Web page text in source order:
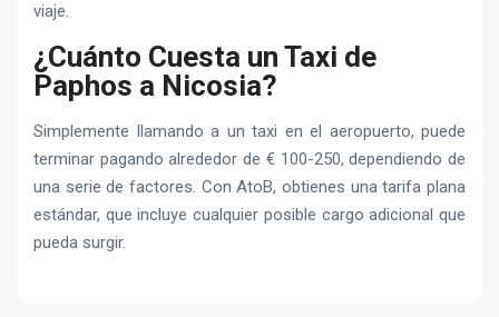
viaje.
¿Cuánto Cuesta un Taxi de
Paphos a Nicosia?
Simplemente llamando a un taxi en el aeropuerto, puede
terminar pagando alrededor de € 100-250, dependiendo de
una serie de factores. Con AtoB, obtienes una tarifa plana
estándar, que incluye cualquier posible cargo adicional que
pueda surgir.